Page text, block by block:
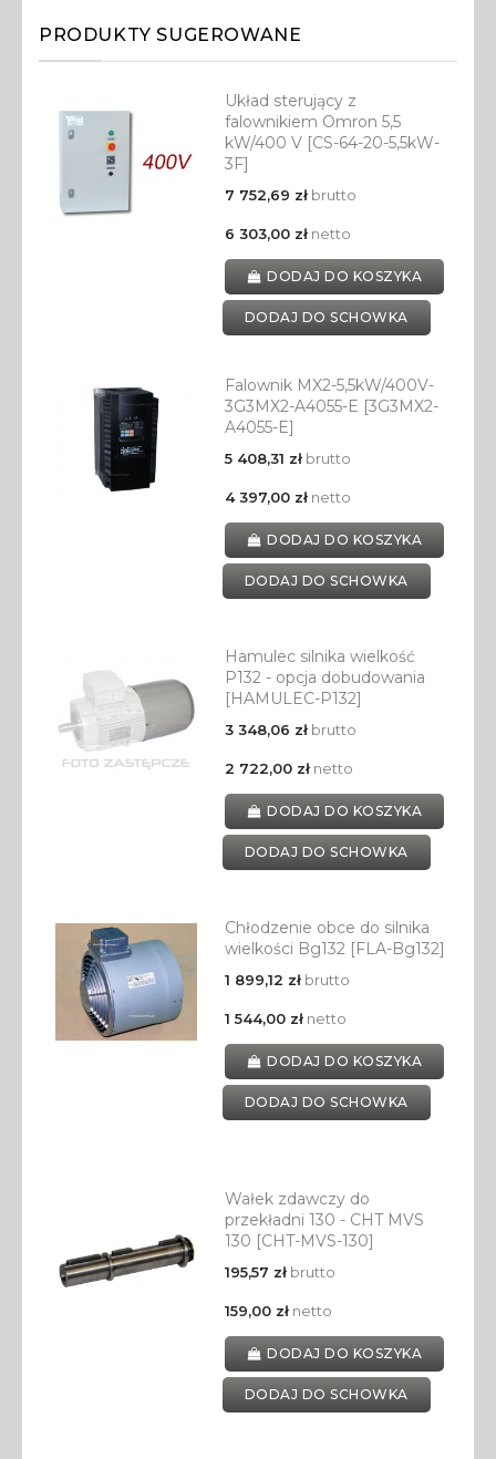
PRODUKTY SUGEROWANE
Układ sterujący z
falownikiem Omron 5,5
kW/400 V [CS-64-20-5,5kW-
3F]
7 752,69 złbrutto
6 303,00 złnetto
DODAJ DO KOSZYKA
DODAJ DO SCHOWKA
Falownik MX2-5,5kW/400V-
3G3MX2-A4055-E [3G3MX2-
A4055-E]
5 408,31 złbrutto
4 397,00 złnetto
DODAJ DO KOSZYKA
DODAJ DO SCHOWKA
Hamulec silnika wielkość
P132 - opcja dobudowania
[HAMULEC-P132]
3 348,06 złbrutto
2 722,00 złnetto
DODAJ DO KOSZYKA
DODAJ DO SCHOWKA
Chłodzenie obce do silnika
wielkości Bg132 [FLA-Bg132]
1 899,12 złbrutto
1 544,00 złnetto
DODAJ DO KOSZYKA
DODAJ DO SCHOWKA
Wałek zdawczy do
przekładni 130 - CHT MVS
130 [CHT-MVS-130]
195,57 złbrutto
159,00 złnetto
DODAJ DO KOSZYKA
DODAJ DO SCHOWKA